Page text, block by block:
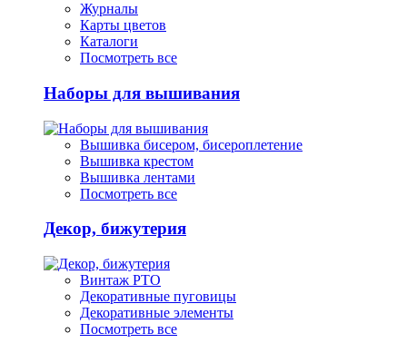
Журналы
Карты цветов
Каталоги
Посмотреть все
Наборы для вышивания
Вышивка бисером, бисероплетение
Вышивка крестом
Вышивка лентами
Посмотреть все
Декор, бижутерия
Винтаж РТО
Декоративные пуговицы
Декоративные элементы
Посмотреть все